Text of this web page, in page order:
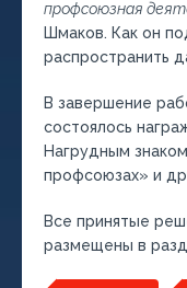
профсоюзная
Шмаков. Как он
распространить
В завершение
состоялось
Нагрудным
профсоюзах» и
Все принятые
размещены в